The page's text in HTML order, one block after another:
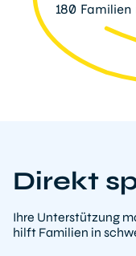
180
Direkt
Ihre Unterstützung
hilft Familien in